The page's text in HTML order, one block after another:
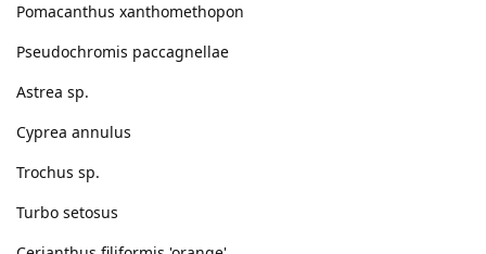
Pomacanthus xanthomethopon
Pseudochromis paccagnellae
Astrea sp.
Cyprea annulus
Trochus sp.
Turbo setosus